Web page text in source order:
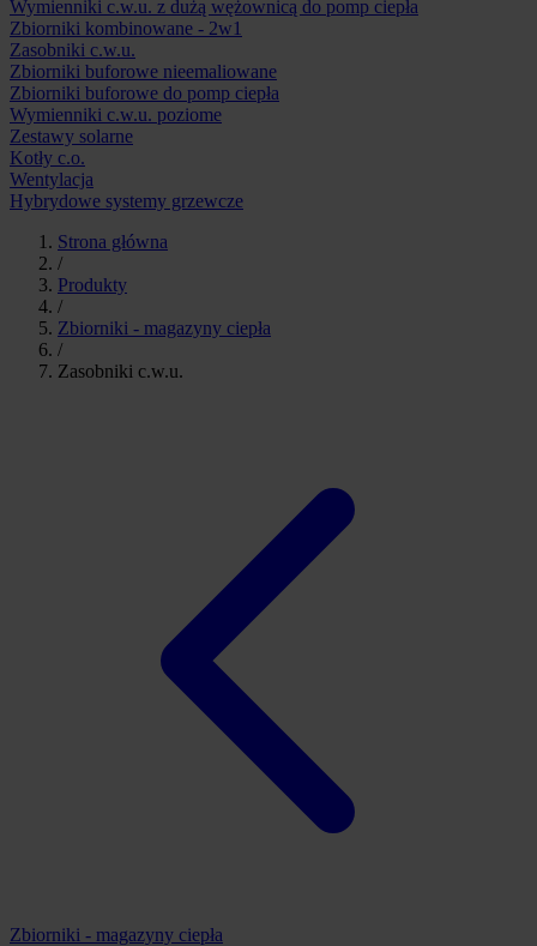
Wymienniki c.w.u. z dużą wężownicą do pomp ciepła
Zbiorniki kombinowane - 2w1
Zasobniki c.w.u.
Zbiorniki buforowe nieemaliowane
Zbiorniki buforowe do pomp ciepła
Wymienniki c.w.u. poziome
Zestawy solarne
Kotły c.o.
Wentylacja
Hybrydowe systemy grzewcze
Strona główna
/
Produkty
/
Zbiorniki - magazyny ciepła
/
Zasobniki c.w.u.
Zbiorniki - magazyny ciepła